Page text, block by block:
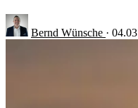
Bernd Wünsche ·